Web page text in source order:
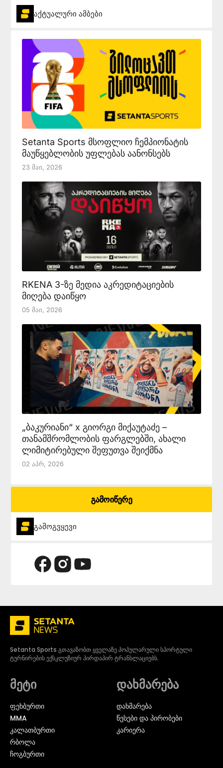
აქტუალური ამბები
Setanta Sports მსოფლიო ჩემპიონატის
მაუწყებლობის უფლებას აანონსებს
23 Მაი, 2026
RKENA 3-ზე მედია აკრედიტაციების
მიღება დაიწყო
05 Მაი, 2026
„ბაკურიანი“ x გიორგი მიქაუტაძე –
თანამშრომლობის ფარგლებში, ახალი
ლიმიტირებული შეფუთვა შეიქმნა
02 Აპრ, 2026
გამოიწერე
გამოგვყევი
Setanta Sports გთავაზობთ ყველაზე პოპულარული სპორტული
ტურნირების ექსკლუზიურ პირდაპირ ტრანსლაციებს.
მეტი
ᲤᲔᲮᲑᲣᲠᲗᲘ
MMA
ᲙᲐᲚᲐᲗᲑᲣᲠᲗᲘ
ᲠᲑᲝᲚᲐ
ᲩᲝᲒᲑᲣᲠᲗᲘ
დახმარება
დახმარება
წესები და პირობები
კარიერა